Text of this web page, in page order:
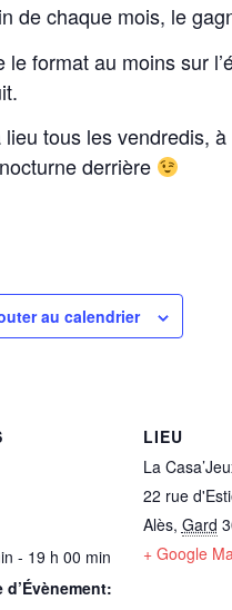
de chaque mois, le
le format au moins sur
lieu tous les vendredis,
derrière
au calendrier
- 19 h 00 min
d’Évènement:
LIEU
La
22 rue
Alès, Gard
+ Google